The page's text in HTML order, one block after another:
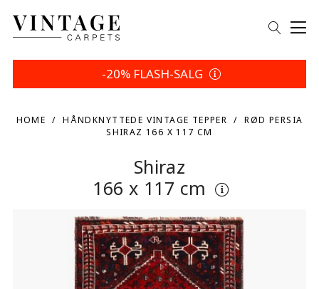
-20% FLASH-SALG
HOME HÅNDKNYTTEDE VINTAGE TEPPER
RØD PERSIA
SHIRAZ 166 X 117 CM
Shiraz
166 x 117 cm